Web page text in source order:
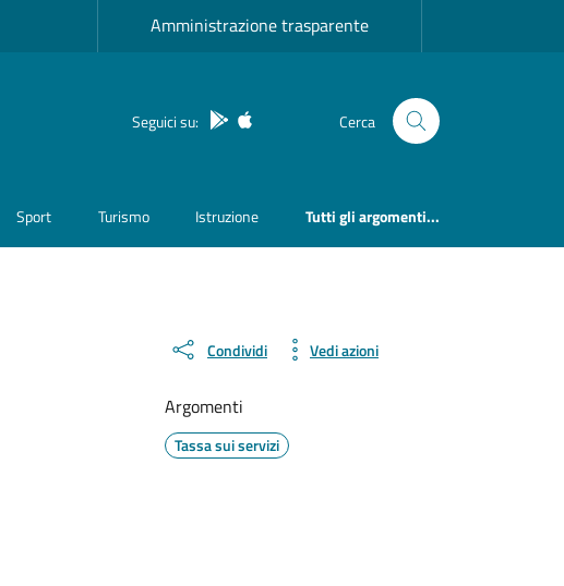
Amministrazione trasparente
Seguici su: App Android
App IOS Cerca
Sport Turismo Istruzione Tutti gli argomenti...
Condividi Vedi azioni
Argomenti
Tassa sui servizi